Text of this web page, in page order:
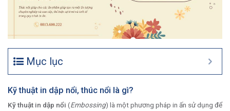
Mục lục
Kỹ thuật in dập nổi, thúc nổi là gì?
Kỹ thuật in dập nổi (Embossing) là một phương pháp in ấn sử dụng để